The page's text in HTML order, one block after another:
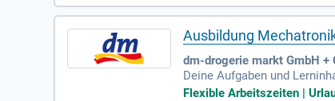
Ausbildung
dm-drogerie markt GmbH +
Deine Aufgaben und
est Dir Wissen über den
Flexible Arbeitszeiten |